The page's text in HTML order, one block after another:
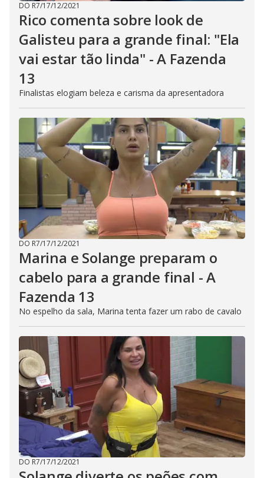
DO R7/17/12/2021
Rico comenta sobre look de
Galisteu para a grande final: "Ela
vai estar tão linda" - A Fazenda
13
Finalistas elogiam beleza e carisma da apresentadora
DO R7/17/12/2021
Marina e Solange preparam o
cabelo para a grande final - A
Fazenda 13
No espelho da sala, Marina tenta fazer um rabo de cavalo
DO R7/17/12/2021